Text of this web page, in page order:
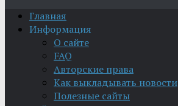
Главная
Информация
О сайте
FAQ
Авторские права
Как выкладывать новости
Полезные сайты